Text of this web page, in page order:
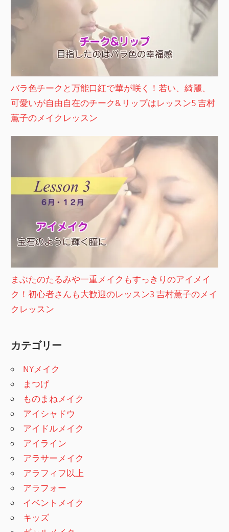
バラ色チークと万能口紅で華が咲く！若い、綺麗、
可愛いが自由自在のチーク&リップはレッスン5 吉村
薫子のメイクレッスン
まぶたのたるみや一重メイクもすっきりのアイメイ
ク！初心者さんも大歓迎のレッスン3 吉村薫子のメイ
クレッスン
カテゴリー
NYメイク
まつげ
ものまねメイク
アイシャドウ
アイドルメイク
アイライン
アラサーメイク
アラフィフ以上
アラフォー
イベントメイク
キッズ